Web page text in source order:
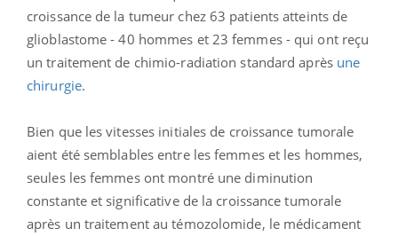
croissance de la tumeur chez 63 patients atteints de
glioblastome - 40 hommes et 23 femmes - qui ont reçu
un traitement de chimio-radiation standard après une
chirurgie.
Bien que les vitesses initiales de croissance tumorale
aient été semblables entre les femmes et les hommes,
seules les femmes ont montré une diminution
constante et significative de la croissance tumorale
après un traitement au témozolomide, le médicament